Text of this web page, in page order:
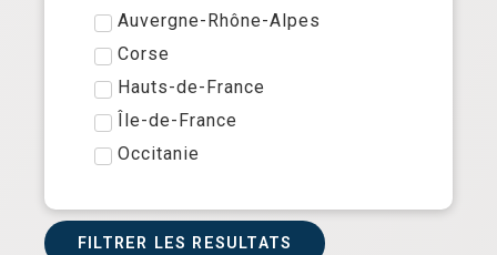
Auvergne-Rhône-Alpes
Corse
Hauts-de-France
Île-de-France
Occitanie
FILTRER LES RESULTATS